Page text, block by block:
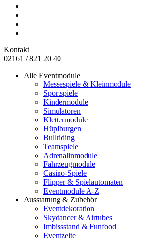
Kontakt
02161 / 821 20 40
Alle Eventmodule
Messespiele & Kleinmodule
Sportspiele
Kindermodule
Simulatoren
Klettermodule
Hüpfburgen
Bullriding
Teamspiele
Adrenalinmodule
Fahrzeugmodule
Casino-Spiele
Flipper & Spielautomaten
Eventmodule A-Z
Ausstattung & Zubehör
Eventdekoration
Skydancer & Airtubes
Imbissstand & Funfood
Eventzelte